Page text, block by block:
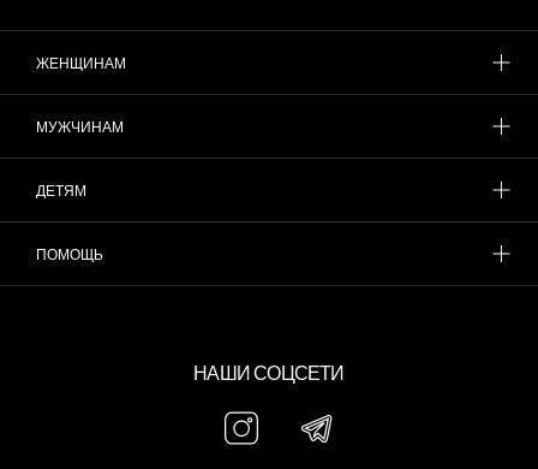
ЖЕНЩИНАМ
МУЖЧИНАМ
ДЕТЯМ
ПОМОЩЬ
НАШИ СОЦСЕТИ